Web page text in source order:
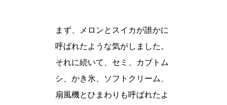
まず、メロンとスイカが誰かに
呼ばれたような気がしました。
それに続いて、セミ、カブトム
シ、かき氷、ソフトクリーム、
扇風機とひまわりも呼ばれたよ